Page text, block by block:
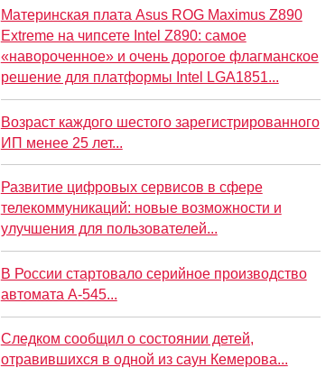
Материнская плата Asus ROG Maximus Z890
Extreme на чипсете Intel Z890: самое
«навороченное» и очень дорогое флагманское
решение для платформы Intel LGA1851...
Возраст каждого шестого зарегистрированного
ИП менее 25 лет...
Развитие цифровых сервисов в сфере
телекоммуникаций: новые возможности и
улучшения для пользователей...
В России стартовало серийное производство
автомата А-545...
Следком сообщил о состоянии детей,
отравившихся в одной из саун Кемерова...